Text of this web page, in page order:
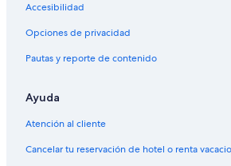
Accesibilidad
Opciones de privacidad
Pautas y reporte de contenido
Ayuda
Atención al cliente
Cancelar tu reservación de hotel o renta